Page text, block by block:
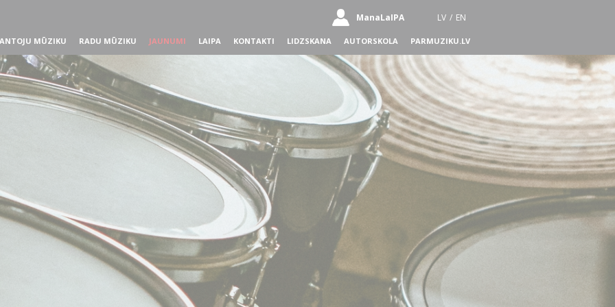
ManaLaIPA LV / EN
MŪZIKU RADU MŪZIKU JAUNUMI LAIPA KONTAKTI LIDZSKANA AUTORSKOLA PARMUZIKU.LV